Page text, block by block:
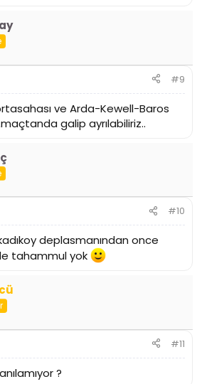
#9
ve Arda-Kewell-Baros
galip ayrılabiliriz..
#10
deplasmanından once
tahammul yok
#11
?